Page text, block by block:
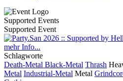
Supported Events
Supported Event
Schlagworte
Death-Metal Black-Metal Thrash
Metal Industrial-Metal Metal